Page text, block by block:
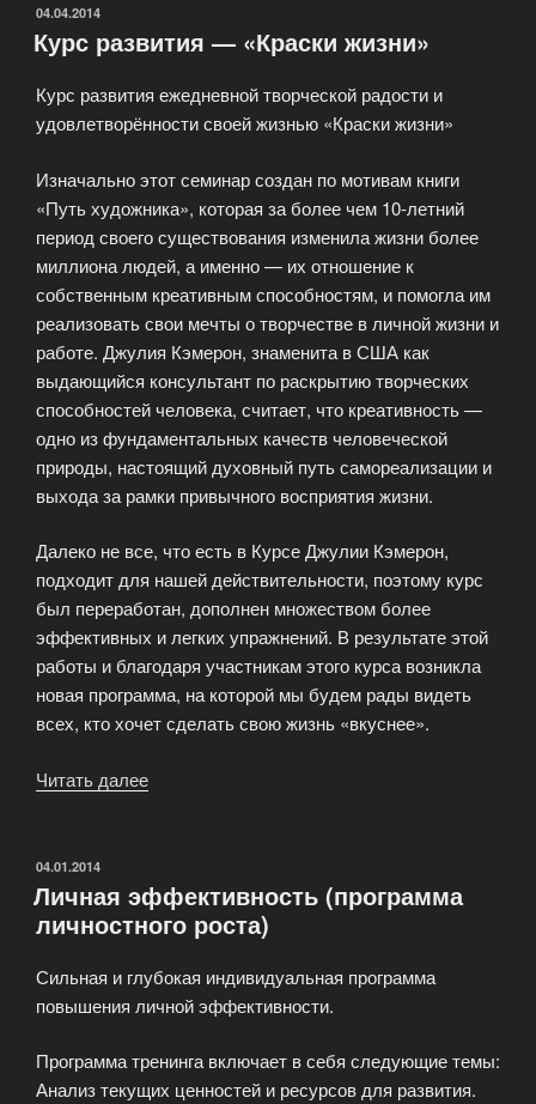
ОПУБЛИКОВАНО
04.04.2014
Курс развития — «Краски жизни»
Курс развития ежедневной творческой радости и
удовлетворённости своей жизнью «Краски жизни»
Изначально этот семинар создан по мотивам книги
«Путь художника», которая за более чем 10-летний
период своего существования изменила жизни более
миллиона людей, а именно — их отношение к
собственным креативным способностям, и помогла им
реализовать свои мечты о творчестве в личной жизни и
работе. Джулия Кэмерон, знаменита в США как
выдающийся консультант по раскрытию творческих
способностей человека, считает, что креативность —
одно из фундаментальных качеств человеческой
природы, настоящий духовный путь самореализации и
выхода за рамки привычного восприятия жизни.
Далеко не все, что есть в Курсе Джулии Кэмерон,
подходит для нашей действительности, поэтому курс
был переработан, дополнен множеством более
эффективных и легких упражнений. В результате этой
работы и благодаря участникам этого курса возникла
новая программа, на которой мы будем рады видеть
всех, кто хочет сделать свою жизнь «вкуснее».
Читать далее
жизни»»
ОПУБЛИКОВАНО
04.01.2014
Личная эффективность (программа
личностного роста)
Сильная и глубокая индивидуальная программа
повышения личной эффективности.
Программа тренинга включает в себя следующие темы:
Анализ текущих ценностей и ресурсов для развития.